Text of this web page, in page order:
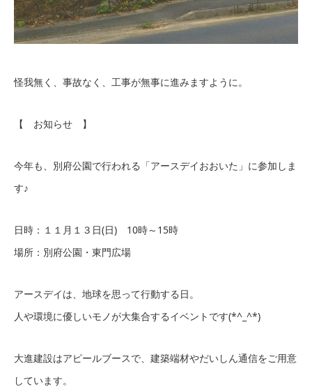
怪我無く、事故なく、工事が無事に進みますように。
【 お知らせ 】
今年も、別府公園で行われる「アースデイおおいた」に参加しま
す♪
日時：１１月１３日(日) 10時～15時
場所：別府公園・東門広場
アースデイは、地球を思って行動する日。
人や環境に優しいモノが大集合するイベントです(*^_^*)
大進建設はアピールブースで、建築端材やだいしん通信をご用意
しています。